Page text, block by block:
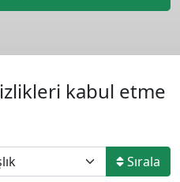
kabul etme
Sırala